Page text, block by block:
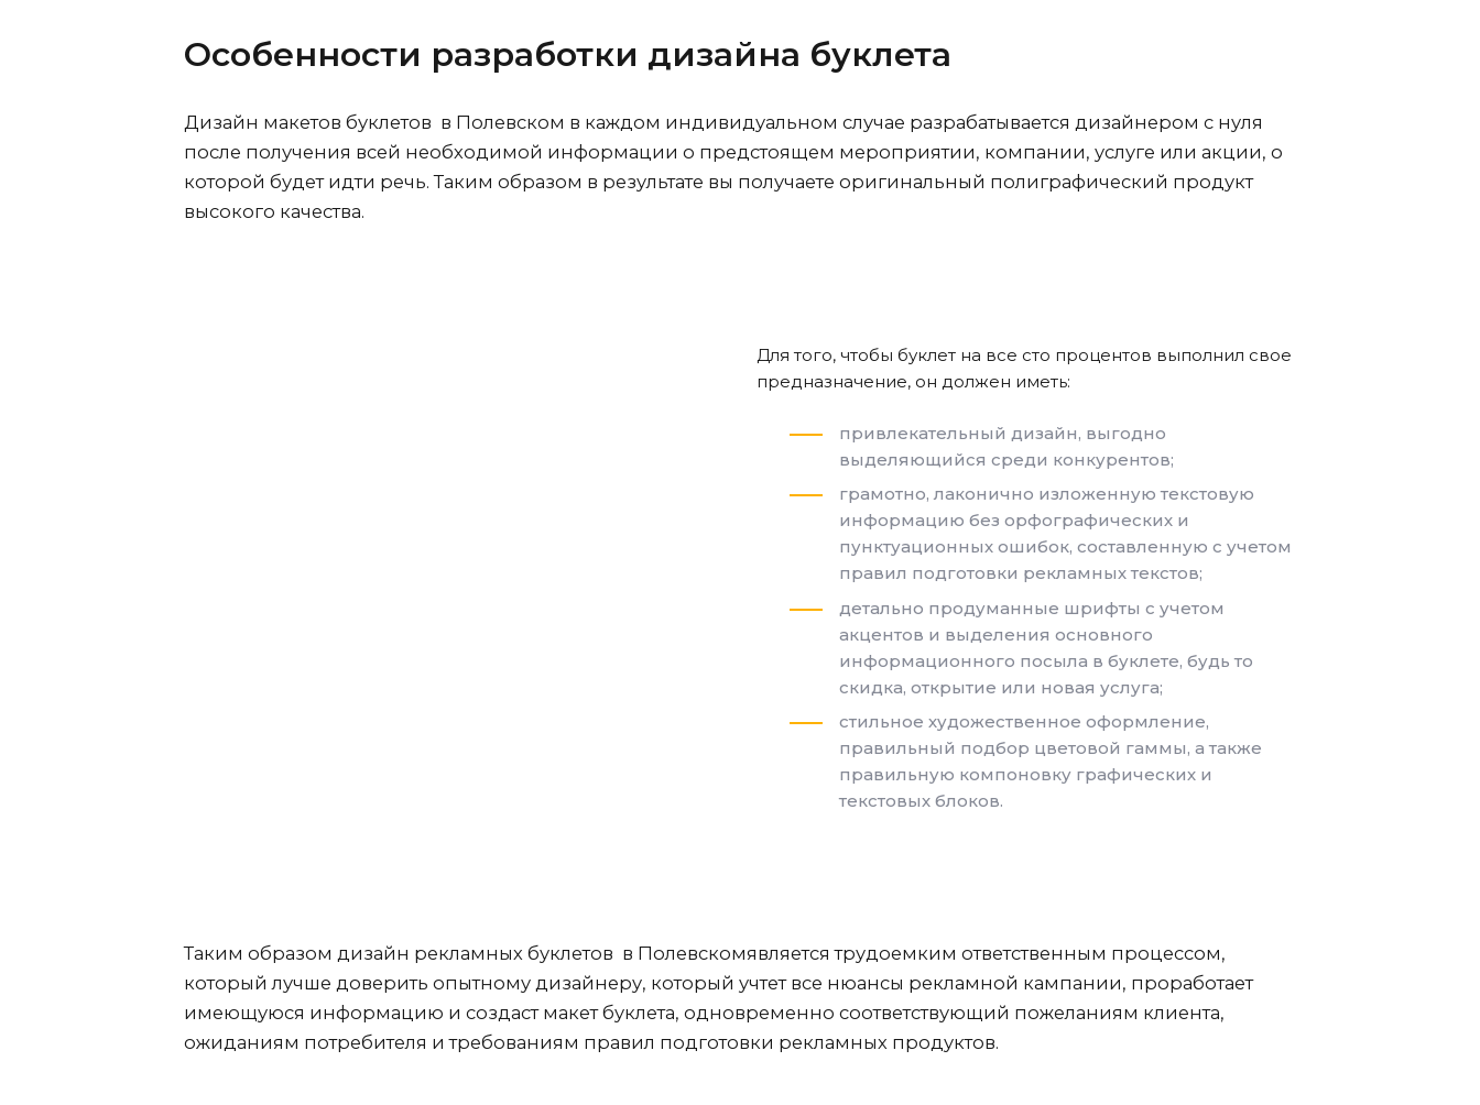
Особенности разработки дизайна буклета
Дизайн макетов буклетов в Полевском в каждом индивидуальном случае разрабатывается дизайнером с нуля
после получения всей необходимой информации о предстоящем мероприятии, компании, услуге или акции, о
которой будет идти речь. Таким образом в результате вы получаете оригинальный полиграфический продукт
высокого качества.
Для того, чтобы буклет на все сто процентов выполнил свое
предназначение, он должен иметь:
привлекательный дизайн, выгодно
выделяющийся среди конкурентов;
грамотно, лаконично изложенную текстовую
информацию без орфографических и
пунктуационных ошибок, составленную с учетом
правил подготовки рекламных текстов;
детально продуманные шрифты с учетом
акцентов и выделения основного
информационного посыла в буклете, будь то
скидка, открытие или новая услуга;
стильное художественное оформление,
правильный подбор цветовой гаммы, а также
правильную компоновку графических и
текстовых блоков.
Таким образом дизайн рекламных буклетов в Полевскомявляется трудоемким ответственным процессом,
который лучше доверить опытному дизайнеру, который учтет все нюансы рекламной кампании, проработает
имеющуюся информацию и создаст макет буклета, одновременно соответствующий пожеланиям клиента,
ожиданиям потребителя и требованиям правил подготовки рекламных продуктов.